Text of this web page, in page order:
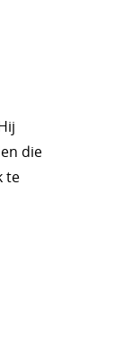
die
te